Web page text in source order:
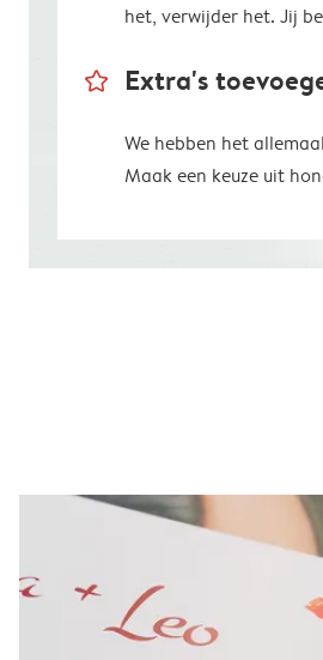
het, verwijder het. Jij
star_outline Extra's
We hebben het
Maak een keuze uit